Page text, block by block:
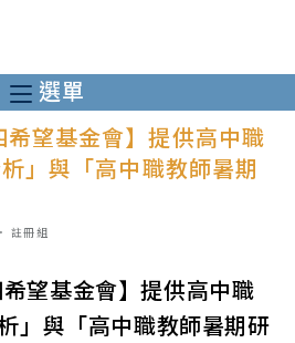
選單
希望基金會】提供高中職
」與「高中職教師暑期
註冊組
希望基金會】提供高中職
」與「高中職教師暑期研